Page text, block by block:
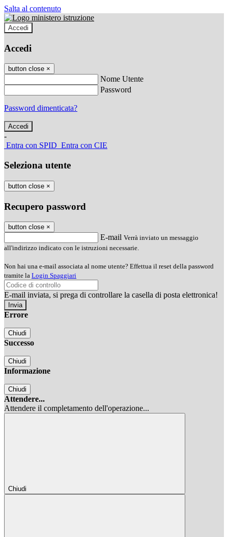
Salta al contenuto
Accedi
Accedi
button close ×
Nome Utente
Password
Password dimenticata?
-
Entra con SPID Entra con CIE
Seleziona utente
button close ×
Recupero password
button close ×
E-mail Verrà inviato un messaggio
all'indirizzo indicato con le istruzioni necessarie.
Non hai una e-mail associata al nome utente? Effettua il reset della password
tramite la Login Spaggiari
E-mail inviata, si prega di controllare la casella di posta elettronica!
Errore
Chiudi
Successo
Chiudi
Informazione
Chiudi
Attendere...
Attendere il completamento dell'operazione...
Chiudi